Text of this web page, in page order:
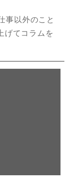
事以外のこと
げてコラムを